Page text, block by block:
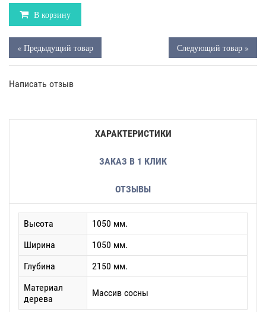
В корзину
« Предыдущий товар Следующий товар »
Написать отзыв
ХАРАКТЕРИСТИКИ
ЗАКАЗ В 1 КЛИК
ОТЗЫВЫ
Высота
1050 мм.
Ширина
1050 мм.
Глубина
2150 мм.
Материал
дерева
Массив сосны